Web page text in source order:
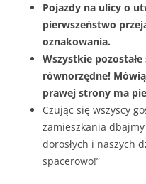
Pojazdy na ulicy o
pierwszeństwo
oznakowania.
Wszystkie
równorzędne!
prawej strony ma
Czując się wszyscy
zamieszkania
dorosłych i naszych
spacerowo!”